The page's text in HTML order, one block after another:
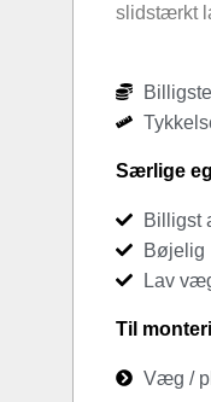
slidstærkt
Særlige
Billigst
Bøjelig
Lav
Til
Væg /